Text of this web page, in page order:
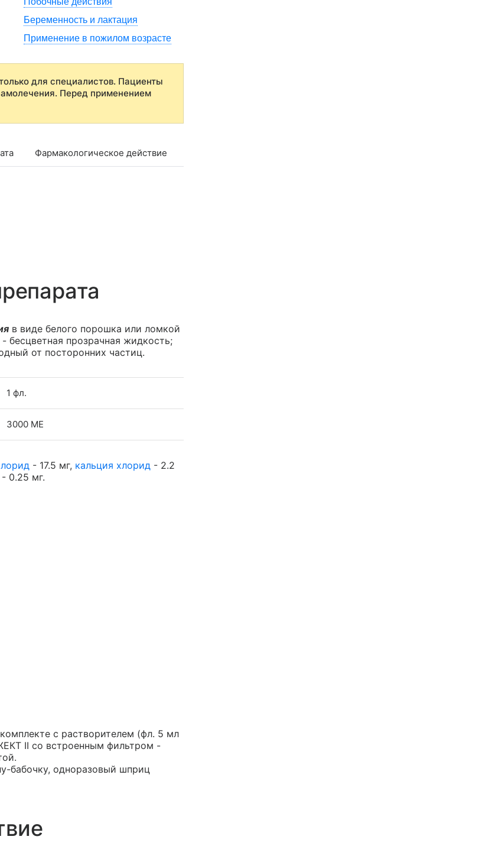
Беременность и лактация
Применение в пожилом возрасте
для специалистов. Пациенты
Перед применением
Фармакологическое действие
в виде белого порошка или ломкой
бесцветная прозрачная жидкость;
от посторонних частиц.
1 фл.
3000 МЕ
- 17.5 мг, кальция хлорид - 2.2
0.25 мг.
с растворителем (фл. 5 мл
II со встроенным фильтром -
бабочку, одноразовый шприц